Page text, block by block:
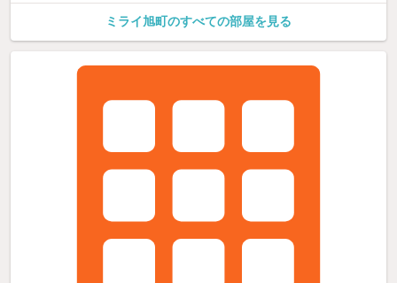
ミライ旭町のすべての部屋を見る